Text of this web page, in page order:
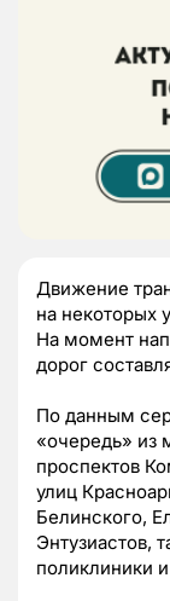
Движение
на некоторых
На момент
дорог
По данным
«очередь» из
проспектов
улиц
Белинского,
Энтузиастов,
поликлиники